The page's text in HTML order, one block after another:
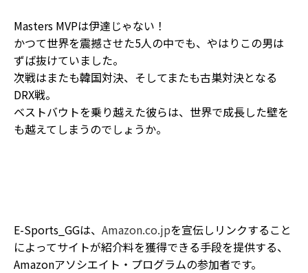
Masters MVPは伊達じゃない！
かつて世界を震撼させた5人の中でも、やはりこの男は
ずば抜けていました。
次戦はまたも韓国対決、そしてまたも古巣対決となる
DRX戦。
ベストバウトを乗り越えた彼らは、世界で成長した壁を
も越えてしまうのでしょうか。
E-Sports_GGは、 Amazon.co.jpを宣伝しリンクすること
によってサイトが紹介料を獲得できる手段を提供する、
Amazonアソシエイト・プログラムの参加者です。